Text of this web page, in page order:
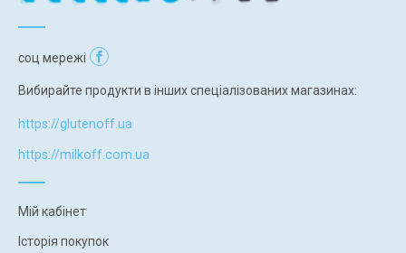
соц мережі
Вибирайте продукти в інших спеціалізованих магазинах:
https://glutenoff.ua
https://milkoff.com.ua
Мій кабінет
Історія покупок